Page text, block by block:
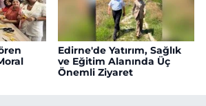
Edirne'de Yatırım, Sağlık
ve Eğitim Alanında Üç
Önemli Ziyaret